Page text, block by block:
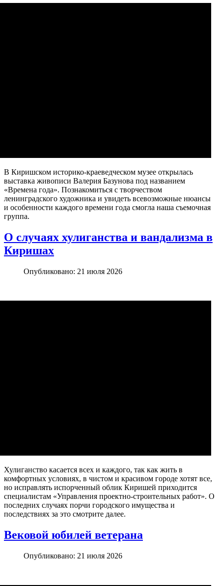
В Киришском историко-краеведческом музее открылась
выставка живописи Валерия Базунова под названием
«Времена года». Познакомиться с творчеством
ленинградского художника и увидеть всевозможные нюансы
и особенности каждого времени года смогла наша съемочная
группа.
О случаях хулиганства и вандализма в
Киришах
Опубликовано: 21 июля 2026
Хулиганство касается всех и каждого, так как жить в
комфортных условиях, в чистом и красивом городе хотят все,
но исправлять испорченный облик Киришей приходится
специалистам «Управления проектно-строительных работ». О
последних случаях порчи городского имущества и
последствиях за это смотрите далее.
Вековой юбилей ветерана
Опубликовано: 21 июля 2026